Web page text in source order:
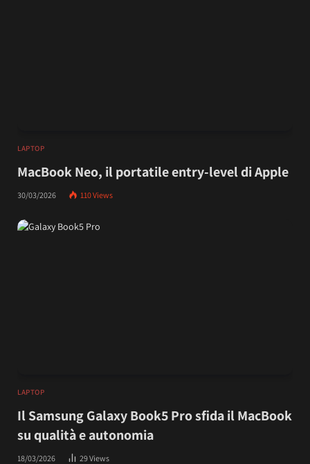
LAPTOP
MacBook Neo, il portatile entry-level di Apple
30/03/2026 110Views
LAPTOP
Il Samsung Galaxy Book5 Pro sfida il MacBook
su qualità e autonomia
18/03/2026 29Views